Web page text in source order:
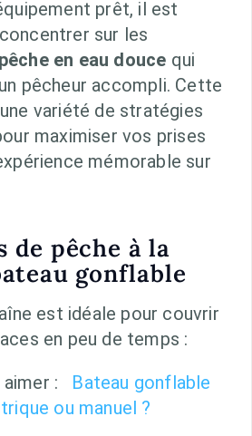
prêt, il est
sur les
en eau douce qui
pêcheur accompli. Cette
variété de stratégies
maximiser vos prises
mémorable sur
de pêche à la
gonflable
est idéale pour couvrir
en peu de temps :
:
Bateau gonflable
ou manuel ?